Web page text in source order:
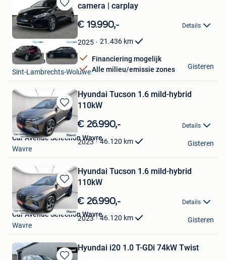
Bewaren
in
Mijn
Favorieten
camera | carplay
€ 19.990,- Details
2025 21.436 km
Financiering mogelijk
Alle milieu/emissie zones
Bravoauto Woluwe
Sint-Lambrechts-Woluwe
Gisteren
Bewaren
in
Mijn
Favorieten
Hyundai Tucson 1.6 mild-hybrid
110kW
€ 26.990,- Details
2023 46.120 km
Car Avenue Selection Wavre
Wavre
Gisteren
Bewaren
in
Mijn
Favorieten
Hyundai Tucson 1.6 mild-hybrid
110kW
€ 26.990,- Details
2023 46.120 km
Car Avenue Selection Wavre
Wavre
Gisteren
Hyundai i20 1.0 T-GDi 74kW Twist